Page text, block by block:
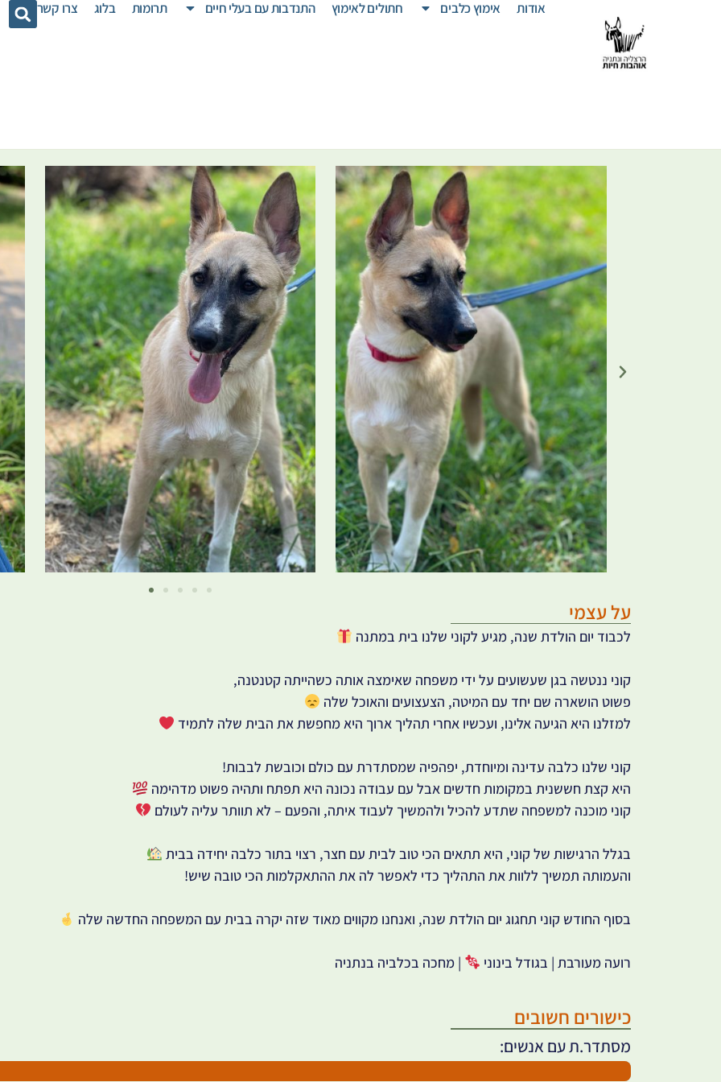
אודות אימוץ כלבים חתולים לאימוץ התנדבות עם בעלי חיים תרומות בלוג צרו קשר
על עצמי
לכבוד יום הולדת שנה, מגיע לקוני שלנו בית במתנה
קוני ננטשה בגן שעשועים על ידי משפחה שאימצה אותה כשהייתה קטנטנה,
פשוט הושארה שם יחד עם המיטה, הצעצועים והאוכל שלה
למזלנו היא הגיעה אלינו, ועכשיו אחרי תהליך ארוך היא מחפשת את הבית שלה לתמיד
קוני שלנו כלבה עדינה ומיוחדת, יפהפיה שמסתדרת עם כולם וכובשת לבבות!
היא קצת חששנית במקומות חדשים אבל עם עבודה נכונה היא תפתח ותהיה פשוט מדהימה
קוני מוכנה למשפחה שתדע להכיל ולהמשיך לעבוד איתה, והפעם – לא תוותר עליה לעולם
בגלל הרגישות של קוני, היא תתאים הכי טוב לבית עם חצר, רצוי בתור כלבה יחידה בבית
והעמותה תמשיך ללוות את התהליך כדי לאפשר לה את ההתאקלמות הכי טובה שיש!
בסוף החודש קוני תחגוג יום הולדת שנה, ואנחנו מקווים מאוד שזה יקרה בבית עם המשפחה החדשה שלה
רועה מעורבת | בגודל בינוני | מחכה בכלביה בנתניה
כישורים חשובים
מסתדר.ת עם אנשים: